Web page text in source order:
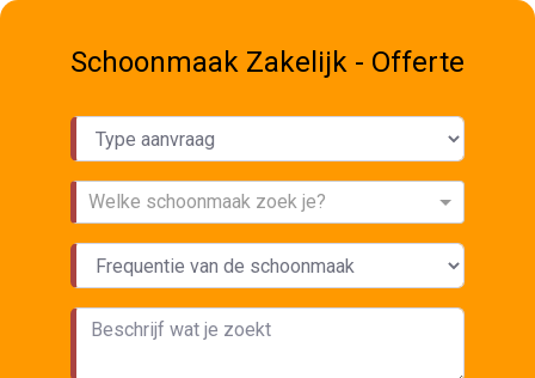
Schoonmaak Zakelijk - Offerte
Welke schoonmaak zoek je?